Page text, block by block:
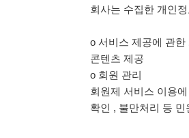
회사는 수집한 개인
ο 서비스 제공에 관
콘텐츠 제공
ο 회원 관리
회원제 서비스 이용
확인 , 불만처리 등 민